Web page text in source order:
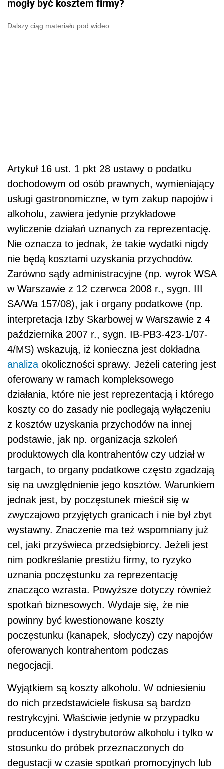
Dalszy ciąg materiału pod wideo
Artykuł 16 ust. 1 pkt 28 ustawy o podatku
dochodowym od osób prawnych, wymieniający
usługi gastronomiczne, w tym zakup napojów i
alkoholu, zawiera jedynie przykładowe
wyliczenie działań uznanych za reprezentację.
Nie oznacza to jednak, że takie wydatki nigdy
nie będą kosztami uzyskania przychodów.
Zarówno sądy administracyjne (np. wyrok WSA
w Warszawie z 12 czerwca 2008 r., sygn. III
SA/Wa 157/08), jak i organy podatkowe (np.
interpretacja Izby Skarbowej w Warszawie z 4
października 2007 r., sygn. IB-PB3-423-1/07-
4/MS) wskazują, iż konieczna jest dokładna
analiza okoliczności sprawy. Jeżeli catering jest
oferowany w ramach kompleksowego
działania, które nie jest reprezentacją i którego
koszty co do zasady nie podlegają wyłączeniu
z kosztów uzyskania przychodów na innej
podstawie, jak np. organizacja szkoleń
produktowych dla kontrahentów czy udział w
targach, to organy podatkowe często zgadzają
się na uwzględnienie jego kosztów. Warunkiem
jednak jest, by poczęstunek mieścił się w
zwyczajowo przyjętych granicach i nie był zbyt
wystawny. Znaczenie ma też wspomniany już
cel, jaki przyświeca przedsiębiorcy. Jeżeli jest
nim podkreślanie prestiżu firmy, to ryzyko
uznania poczęstunku za reprezentację
znacząco wzrasta. Powyższe dotyczy również
spotkań biznesowych. Wydaje się, że nie
powinny być kwestionowane koszty
poczęstunku (kanapek, słodyczy) czy napojów
oferowanych kontrahentom podczas
negocjacji.
Wyjątkiem są koszty alkoholu. W odniesieniu
do nich przedstawiciele fiskusa są bardzo
restrykcyjni. Właściwie jedynie w przypadku
producentów i dystrybutorów alkoholu i tylko w
stosunku do próbek przeznaczonych do
degustacji w czasie spotkań promocyjnych lub